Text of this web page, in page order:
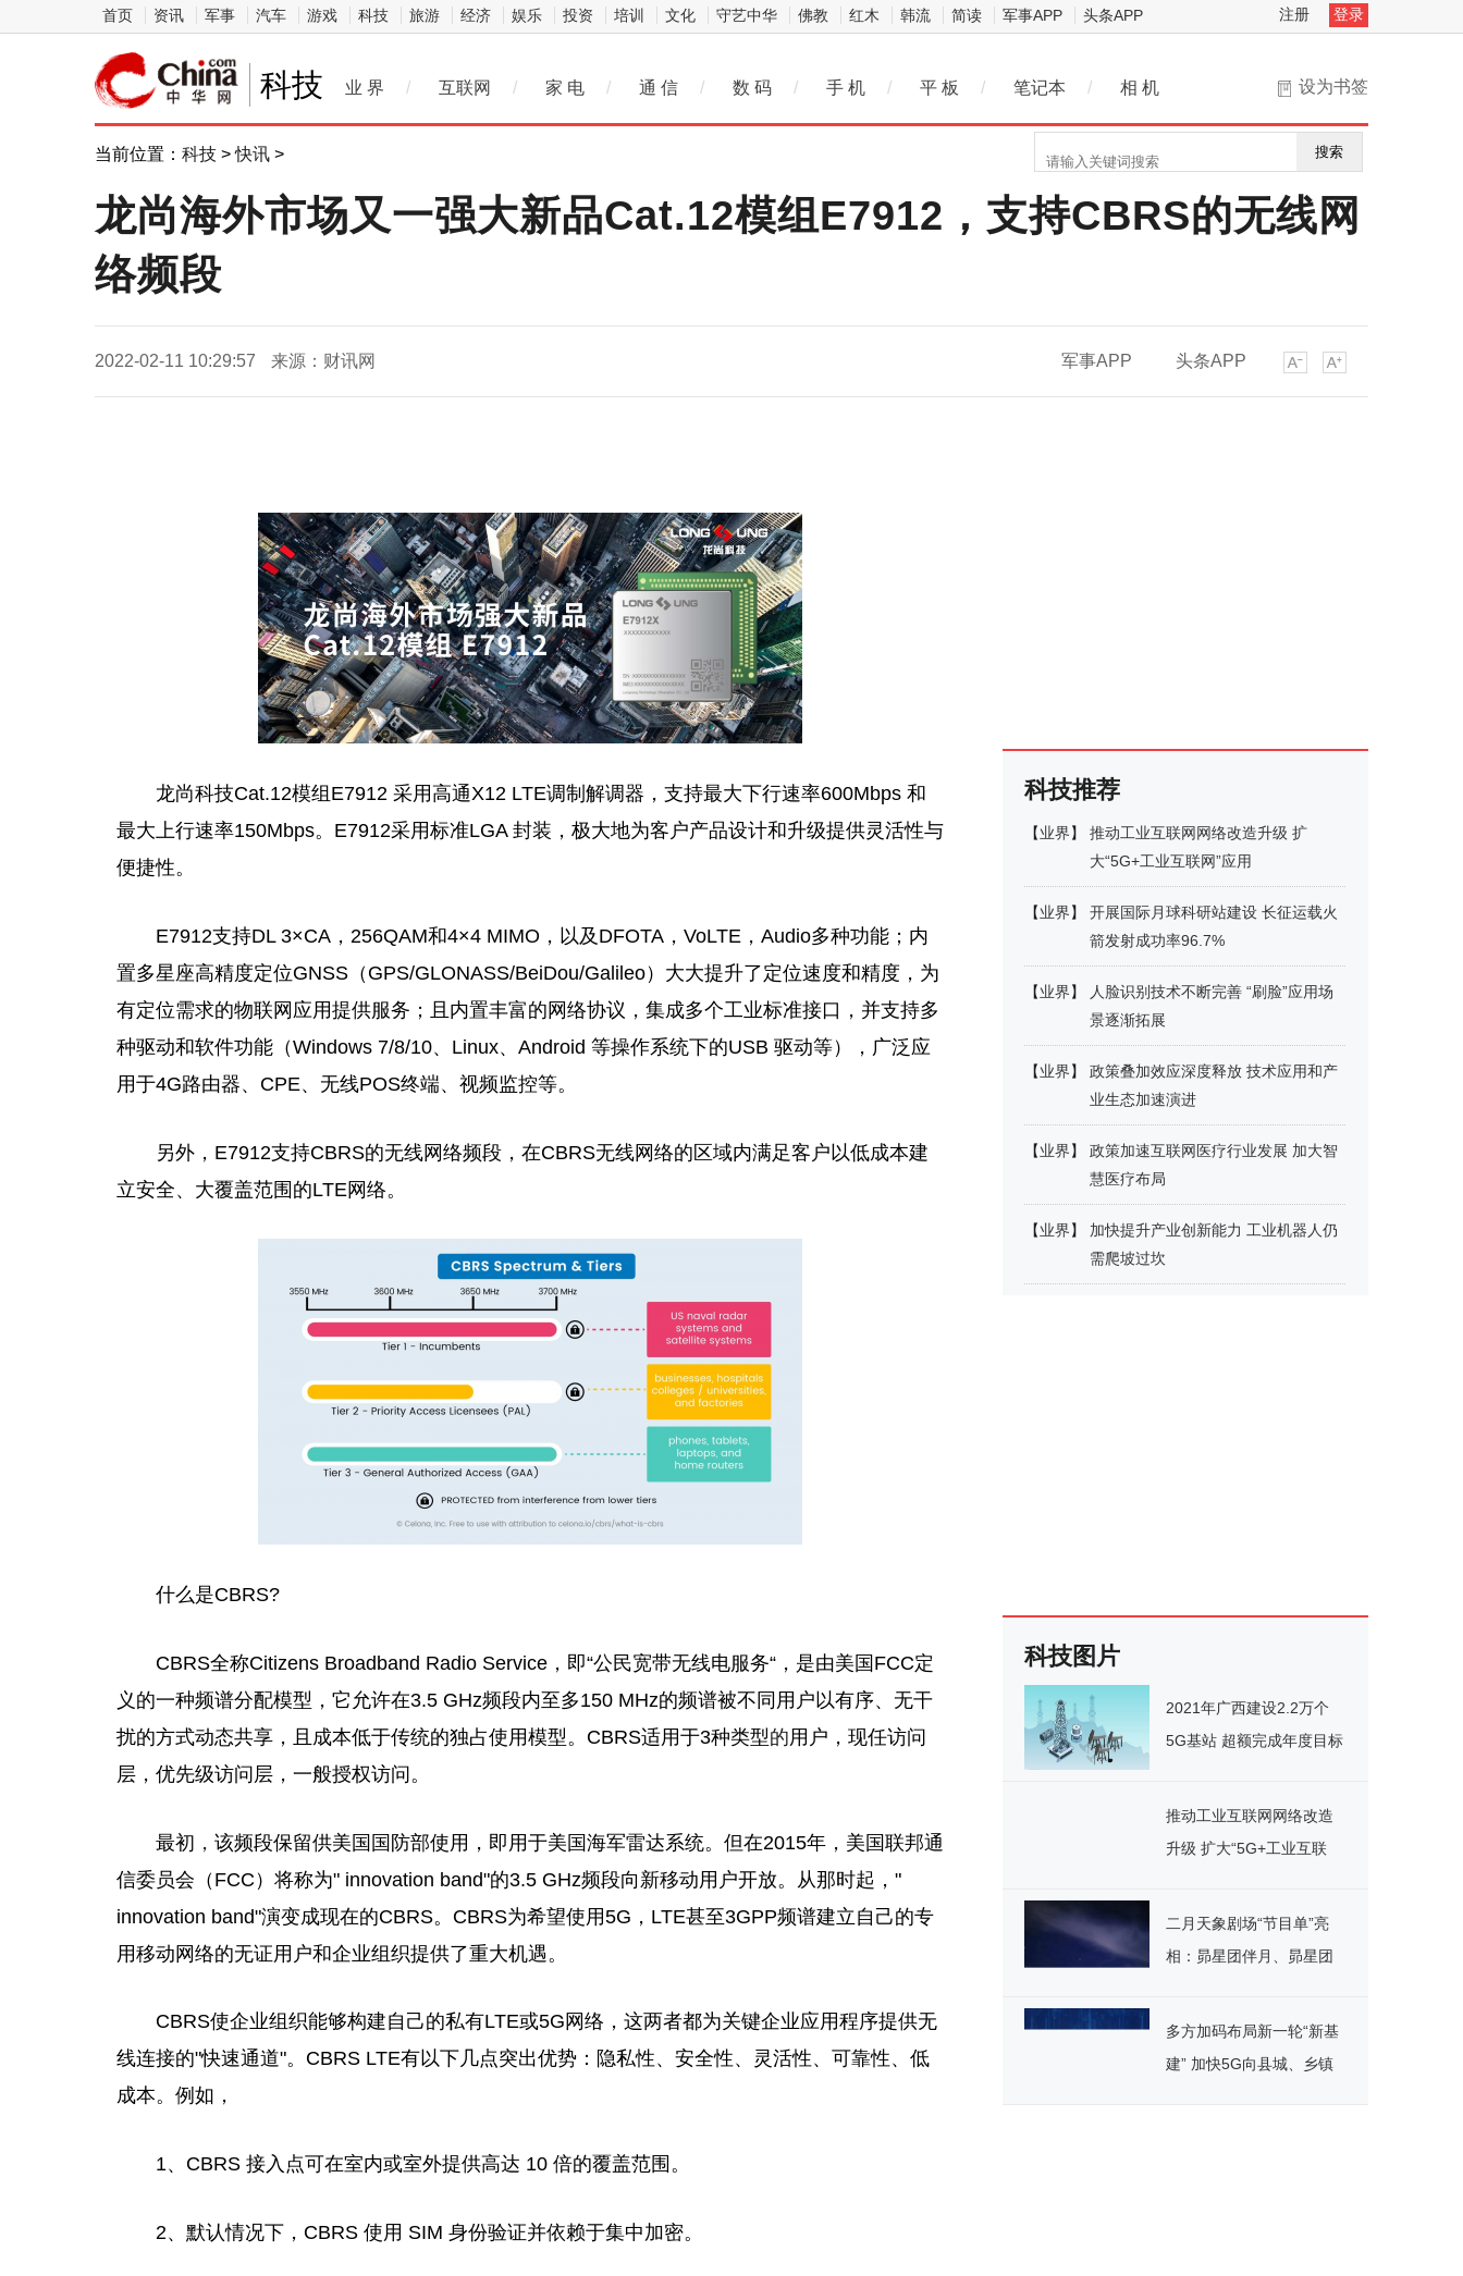
首页 资讯 军事 汽车 游戏 科技 旅游 经济 娱乐 投资 培训 文化 守艺中华 佛教 红木 韩流 简读 军事APP 头条APP 注册 登录
科技 设为书签
业 界 / 互联网 / 家 电 / 通 信 / 数 码 / 手 机 / 平 板 / 笔记本 / 相 机
当前位置： 科技 >快讯 > 搜索
龙尚海外市场又一强大新品Cat.12模组E7912，支持CBRS的无线网
络频段
2022-02-11 10:29:57 来源：财讯网 军事APP 头条APP
龙尚科技Cat.12模组E7912 采用高通X12 LTE调制解调器，支持最大下行速率600Mbps 和
最大上行速率150Mbps。E7912采用标准LGA 封装，极大地为客户产品设计和升级提供灵活性与
便捷性。
E7912支持DL 3×CA，256QAM和4×4 MIMO，以及DFOTA，VoLTE，Audio多种功能；内
置多星座高精度定位GNSS（GPS/GLONASS/BeiDou/Galileo）大大提升了定位速度和精度，为
有定位需求的物联网应用提供服务；且内置丰富的网络协议，集成多个工业标准接口，并支持多
种驱动和软件功能（Windows 7/8/10、Linux、Android 等操作系统下的USB 驱动等），广泛应
用于4G路由器、CPE、无线POS终端、视频监控等。
另外，E7912支持CBRS的无线网络频段，在CBRS无线网络的区域内满足客户以低成本建
立安全、大覆盖范围的LTE网络。
什么是CBRS?
CBRS全称Citizens Broadband Radio Service，即“公民宽带无线电服务“，是由美国FCC定
义的一种频谱分配模型，它允许在3.5 GHz频段内至多150 MHz的频谱被不同用户以有序、无干
扰的方式动态共享，且成本低于传统的独占使用模型。CBRS适用于3种类型的用户，现任访问
层，优先级访问层，一般授权访问。
最初 ， 该频段保留供美国国防部使用，即用于美国海军雷达系统。但在2015年，美国联邦通
信委员会（FCC）将称为" innovation band"的3.5 GHz频段向新移动用户开放。从那时起，"
innovation band"演变成现在的CBRS。CBRS为希望使用5G，LTE甚至3GPP频谱建立自己的专
用移动网络的无证用户和企业组织提供了重大机遇。
CBRS使企业组织能够构建自己的私有LTE或5G网络，这两者都为关键企业应用程序提供无
线连接的"快速通道"。CBRS LTE有以下几点突出优势：隐私性、安全性、灵活性、可靠性、低
成本。例如，
1、CBRS 接入点可在室内或室外提供高达 10 倍的覆盖范围。
2、默认情况下，CBRS 使用 SIM 身份验证并依赖于集中加密。
科技推荐
【业界】
推动工业互联网网络改造升级 扩
大“5G+工业互联网”应用
【业界】
开展国际月球科研站建设 长征运载火
箭发射成功率96.7%
【业界】
人脸识别技术不断完善 “刷脸”应用场
景逐渐拓展
【业界】
政策叠加效应深度释放 技术应用和产
业生态加速演进
【业界】
政策加速互联网医疗行业发展 加大智
慧医疗布局
【业界】
加快提升产业创新能力 工业机器人仍
需爬坡过坎
科技图片
2021年广西建设2.2万个
5G基站 超额完成年度目标
推动工业互联网网络改造
升级 扩大“5G+工业互联
二月天象剧场“节目单”亮
相：昴星团伴月、昴星团
多方加码布局新一轮“新基
建” 加快5G向县城、乡镇